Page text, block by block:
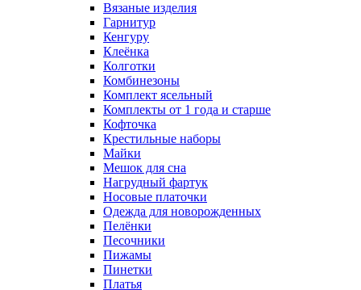
Вязаные изделия
Гарнитур
Кенгуру
Клеёнка
Колготки
Комбинезоны
Комплект ясельный
Комплекты от 1 года и старше
Кофточка
Крестильные наборы
Майки
Мешок для сна
Нагрудный фартук
Носовые платочки
Одежда для новорожденных
Пелёнки
Песочники
Пижамы
Пинетки
Платья